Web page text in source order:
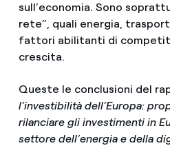
sull’economia. Sono
rete”, quali energia,
fattori abilitanti di
crescita.
Queste le conclusioni del
l’investibilità dell’Europa:
rilanciare gli investimenti in
settore dell’energia e della